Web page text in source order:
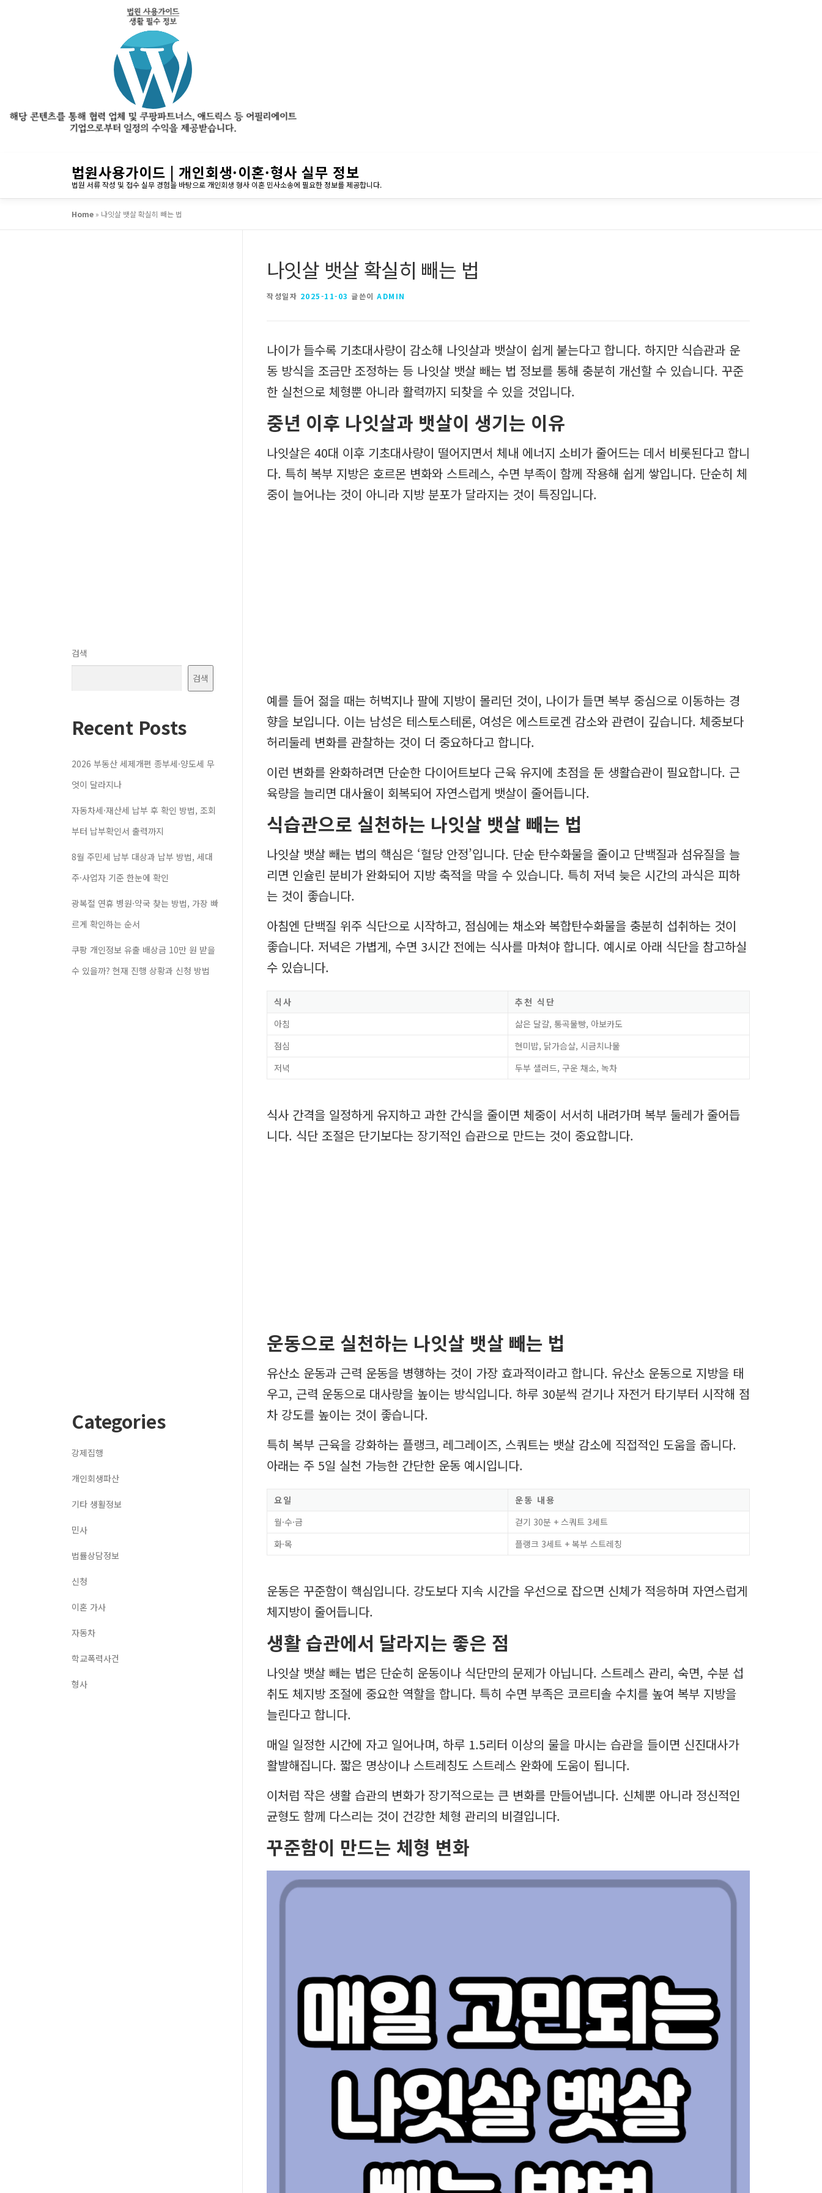
로
법원사용가이드 | 개인회생·이혼·형사 실무 정보
법원 서류 작성 및 접수 실무 경험을 바탕으로 개인회생 형사 이혼 민사소송에 필요한 정보를 제공합니다.
Home » 나잇살 뱃살 확실히 빼는 법
나잇살 뱃살 확실히 빼는 법
작성일자 2025-11-03 글쓴이 ADMIN
나이가 들수록 기초대사량이 감소해 나잇살과 뱃살이 쉽게 붙는다고 합니다. 하지만 식습관과 운
동 방식을 조금만 조정하는 등 나잇살 뱃살 빼는 법 정보를 통해 충분히 개선할 수 있습니다. 꾸준
한 실천으로 체형뿐 아니라 활력까지 되찾을 수 있을 것입니다.
중년 이후 나잇살과 뱃살이 생기는 이유
나잇살은 40대 이후 기초대사량이 떨어지면서 체내 에너지 소비가 줄어드는 데서 비롯된다고 합니
다. 특히 복부 지방은 호르몬 변화와 스트레스, 수면 부족이 함께 작용해 쉽게 쌓입니다. 단순히 체
중이 늘어나는 것이 아니라 지방 분포가 달라지는 것이 특징입니다.
예를 들어 젊을 때는 허벅지나 팔에 지방이 몰리던 것이, 나이가 들면 복부 중심으로 이동하는 경
향을 보입니다. 이는 남성은 테스토스테론, 여성은 에스트로겐 감소와 관련이 깊습니다. 체중보다
허리둘레 변화를 관찰하는 것이 더 중요하다고 합니다.
이런 변화를 완화하려면 단순한 다이어트보다 근육 유지에 초점을 둔 생활습관이 필요합니다. 근
육량을 늘리면 대사율이 회복되어 자연스럽게 뱃살이 줄어듭니다.
식습관으로 실천하는 나잇살 뱃살 빼는 법
나잇살 뱃살 빼는 법의 핵심은 ‘혈당 안정’입니다. 단순 탄수화물을 줄이고 단백질과 섬유질을 늘
리면 인슐린 분비가 완화되어 지방 축적을 막을 수 있습니다. 특히 저녁 늦은 시간의 과식은 피하
는 것이 좋습니다.
아침엔 단백질 위주 식단으로 시작하고, 점심에는 채소와 복합탄수화물을 충분히 섭취하는 것이
좋습니다. 저녁은 가볍게, 수면 3시간 전에는 식사를 마쳐야 합니다. 예시로 아래 식단을 참고하실
수 있습니다.
식사
추천 식단
아침
삶은 달걀, 통곡물빵, 아보카도
점심
현미밥, 닭가슴살, 시금치나물
저녁
두부 샐러드, 구운 채소, 녹차
식사 간격을 일정하게 유지하고 과한 간식을 줄이면 체중이 서서히 내려가며 복부 둘레가 줄어듭
니다. 식단 조절은 단기보다는 장기적인 습관으로 만드는 것이 중요합니다.
운동으로 실천하는 나잇살 뱃살 빼는 법
유산소 운동과 근력 운동을 병행하는 것이 가장 효과적이라고 합니다. 유산소 운동으로 지방을 태
우고, 근력 운동으로 대사량을 높이는 방식입니다. 하루 30분씩 걷기나 자전거 타기부터 시작해 점
차 강도를 높이는 것이 좋습니다.
특히 복부 근육을 강화하는 플랭크, 레그레이즈, 스쿼트는 뱃살 감소에 직접적인 도움을 줍니다.
아래는 주 5일 실천 가능한 간단한 운동 예시입니다.
요일
운동 내용
월·수·금
걷기 30분 + 스쿼트 3세트
화·목
플랭크 3세트 + 복부 스트레칭
운동은 꾸준함이 핵심입니다. 강도보다 지속 시간을 우선으로 잡으면 신체가 적응하며 자연스럽게
체지방이 줄어듭니다.
생활 습관에서 달라지는 좋은 점
나잇살 뱃살 빼는 법은 단순히 운동이나 식단만의 문제가 아닙니다. 스트레스 관리, 숙면, 수분 섭
취도 체지방 조절에 중요한 역할을 합니다. 특히 수면 부족은 코르티솔 수치를 높여 복부 지방을
늘린다고 합니다.
매일 일정한 시간에 자고 일어나며, 하루 1.5리터 이상의 물을 마시는 습관을 들이면 신진대사가
활발해집니다. 짧은 명상이나 스트레칭도 스트레스 완화에 도움이 됩니다.
이처럼 작은 생활 습관의 변화가 장기적으로는 큰 변화를 만들어냅니다. 신체뿐 아니라 정신적인
균형도 함께 다스리는 것이 건강한 체형 관리의 비결입니다.
꾸준함이 만드는 체형 변화
검색
검색
Recent Posts
2026 부동산 세제개편 종부세·양도세 무
엇이 달라지나
자동차세·재산세 납부 후 확인 방법, 조회
부터 납부확인서 출력까지
8월 주민세 납부 대상과 납부 방법, 세대
주·사업자 기준 한눈에 확인
광복절 연휴 병원·약국 찾는 방법, 가장 빠
르게 확인하는 순서
쿠팡 개인정보 유출 배상금 10만 원 받을
수 있을까? 현재 진행 상황과 신청 방법
Categories
강제집행
개인회생파산
기타 생활정보
민사
법률상담정보
신청
이혼 가사
자동차
학교폭력사건
형사